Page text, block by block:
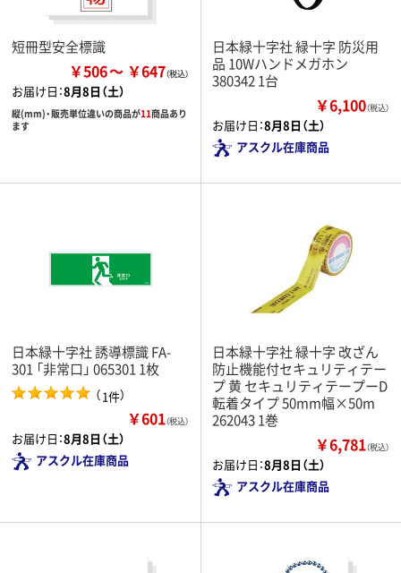
短冊型安全標識
￥506 ￥647
お届け日：8月8日（土）
縦(mm)・販売単位違いの商品が11商品あり
ます
日本緑十字社 緑十字 防災用
品 10Wハンドメガホン
380342 1台
￥6,100（税込）
お届け日：8月8日（土）
アスクル在庫商品
日本緑十字社 誘導標識 FA-
301 「非常口」 065301 1枚
（1件）
￥601（税込）
お届け日：8月8日（土）
アスクル在庫商品
日本緑十字社 緑十字 改ざん
防止機能付セキュリティテー
プ 黄 セキュリティテープーD
転着タイプ 50mm幅×50m
262043 1巻
￥6,781（税込）
お届け日：8月8日（土）
アスクル在庫商品